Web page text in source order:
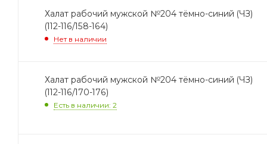
Халат рабочий мужской №204 тёмно-синий (ЧЗ)
(112-116/158-164)
Нет в наличии
Халат рабочий мужской №204 тёмно-синий (ЧЗ)
(112-116/170-176)
Есть в наличии: 2